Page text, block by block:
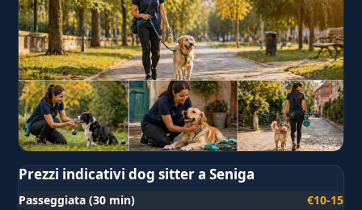
Prezzi indicativi dog sitter a Seniga
Passeggiata (30 min)
€10-15